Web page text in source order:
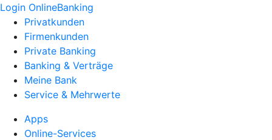
Login OnlineBanking
Privatkunden
Firmenkunden
Private Banking
Banking & Verträge
Meine Bank
Service & Mehrwerte
Apps
Online-Services